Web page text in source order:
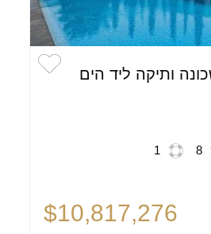
ותיקה ליד הים
8
1
$10,817,276